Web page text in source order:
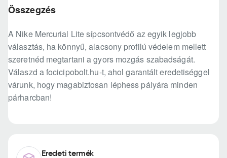
Összegzés
A Nike Mercurial Lite sípcsontvédő az egyik legjobb
választás, ha könnyű, alacsony profilú védelem mellett
szeretnéd megtartani a gyors mozgás szabadságát.
Válaszd a focicipobolt.hu-t, ahol garantált eredetiséggel
várunk, hogy magabiztosan léphess pályára minden
párharcban!
Eredeti termék